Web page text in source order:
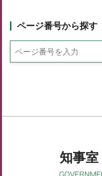
ページ番号から探す
知事室